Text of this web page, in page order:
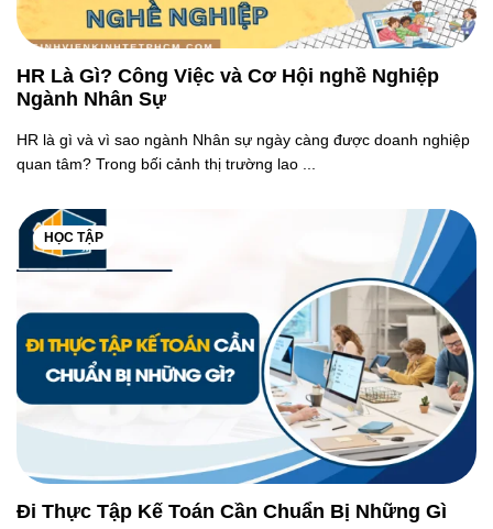
HR Là Gì? Công Việc và Cơ Hội nghề Nghiệp
Ngành Nhân Sự
HR là gì và vì sao ngành Nhân sự ngày càng được doanh nghiệp
quan tâm? Trong bối cảnh thị trường lao ...
HỌC TẬP
Đi Thực Tập Kế Toán Cần Chuẩn Bị Những Gì